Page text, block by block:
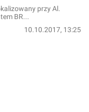
przy Al.
BR...
10.10.2017, 13:25